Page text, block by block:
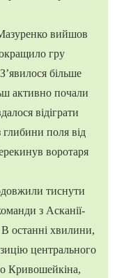
вийшов
гру
більше
активно почали
відіграти
поля від
воротаря
тиснути
з Асканії-
останні хвилини,
центрального
Кривошейкіна,